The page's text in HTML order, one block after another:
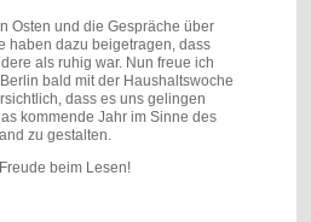
Osten und die Gespräche über
haben dazu beigetragen, dass
als ruhig war. Nun freue ich
bald mit der Haushaltswoche
dass es uns gelingen
kommende Jahr im Sinne des
zu gestalten.
beim Lesen!